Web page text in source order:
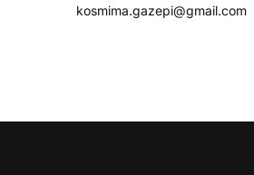
kosmima.gazepi@gmail.com